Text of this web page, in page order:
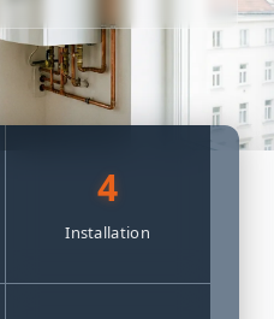
4
Installation